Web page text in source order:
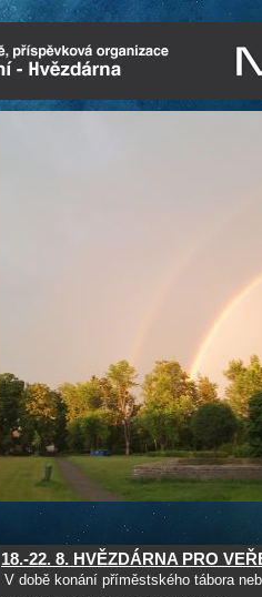
18.-22. 8. HVĚZDÁRNA PRO
V době konání příměstského tábora